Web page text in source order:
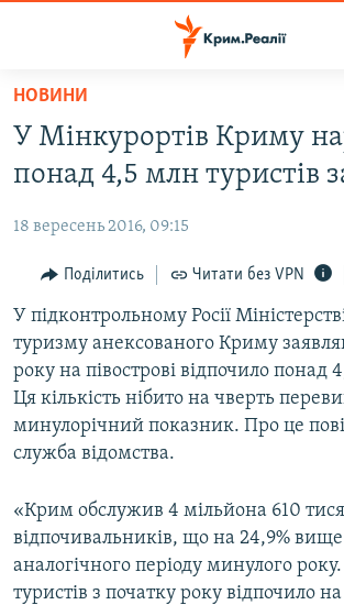
Перейти
основного
матеріалу
до
навігації
Перейти
до
пошуку
ВОДА.КРИМ
ПОЛІТИКА
БЛОГИ
ПОГЛЯД
ІНТЕРВ'Ю
ВСЕ ЗА ДЕНЬ
СПЕЦПРОЕКТИ
ВІДЕОУРОКИ «ELIFBE»
УКРАЇНСЬКА ПРОБЛЕМА КРИМУ
Русский
Qırımtatar
НОВИНИ
У Мінкурортів Криму
понад 4,5 млн туристів
18 вересень 2016, 09:15
Поділитись Читати без VPN
У підконтрольному Росії
туризму анексованого Криму
року на півострові відпочило
Ця кількість нібито на чверть
минулорічний показник. Про це
служба відомства.
«Крим обслужив 4 мільйона 610
відпочивальників, що на 24,9% вище
аналогічного періоду минулого
туристів з початку року відпочило